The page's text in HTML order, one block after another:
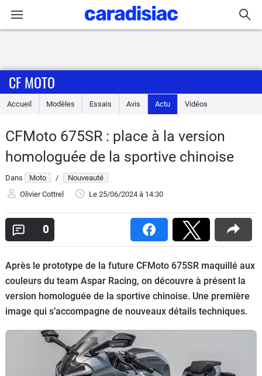
Accueil
Essais
Equipement
Forum
Scooters
&
125
Marques
CF MOTO
Accueil Modèles Essais Avis Actu Vidéos
CFMoto 675SR : place à la version
homologuée de la sportive chinoise
Dans Moto /
Nouveauté
Olivier Cottrel
Le 25/06/2024 à 14:30
0
Après le prototype de la future CFMoto 675SR maquillé aux
couleurs du team Aspar Racing, on découvre à présent la
version homologuée de la sportive chinoise. Une première
image qui s’accompagne de nouveaux détails techniques.